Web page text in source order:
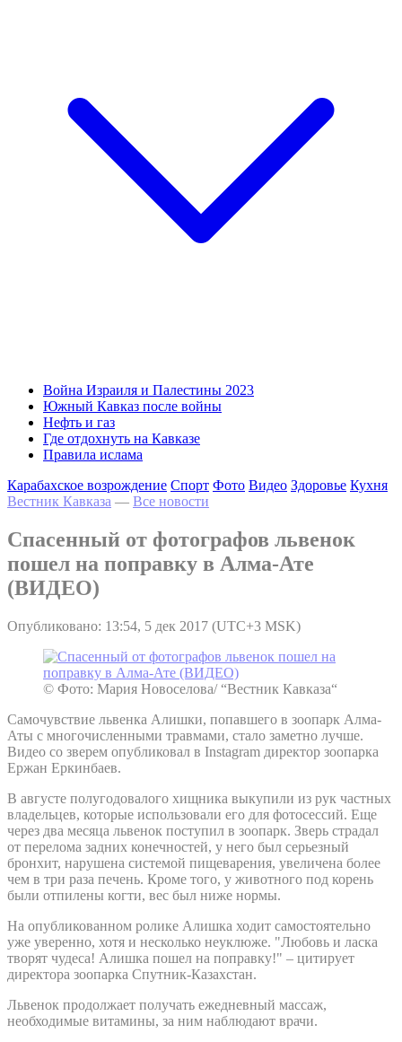
Война Израиля и Палестины 2023
Южный Кавказ после войны
Нефть и газ
Где отдохнуть на Кавказе
Правила ислама
Карабахское возрождение Спорт Фото Видео Здоровье Кухня
Вестник Кавказа — Все новости
Спасенный от фотографов львенок
пошел на поправку в Алма-Ате
(ВИДЕО)
Опубликовано: 13:54, 5 дек 2017 (UTC+3 MSK)
© Фото: Мария Новоселова/ “Вестник Кавказа“
Самочувствие львенка Алишки, попавшего в зоопарк Алма-
Аты с многочисленными травмами, стало заметно лучше.
Видео со зверем опубликовал в Instagram директор зоопарка
Ержан Еркинбаев.
В августе полугодовалого хищника выкупили из рук частных
владельцев, которые использовали его для фотосессий. Еще
через два месяца львенок поступил в зоопарк. Зверь страдал
от перелома задних конечностей, у него был серьезный
бронхит, нарушена системой пищеварения, увеличена более
чем в три раза печень. Кроме того, у животного под корень
были отпилены когти, вес был ниже нормы.
На опубликованном ролике Алишка ходит самостоятельно
уже уверенно, хотя и несколько неуклюже. "Любовь и ласка
творят чудеса! Алишка пошел на поправку!" – цитирует
директора зоопарка Спутник-Казахстан.
Львенок продолжает получать ежедневный массаж,
необходимые витамины, за ним наблюдают врачи.